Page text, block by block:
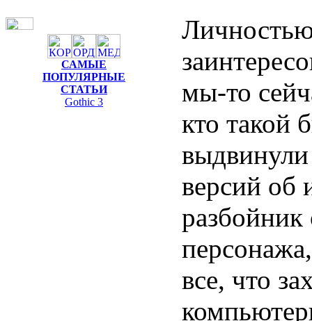
САМЫЕ
ПОПУЛЯРНЫЕ
СТАТЬИ
Gothic 3
мы-то
кто такой
версий об
разбойник
все, что